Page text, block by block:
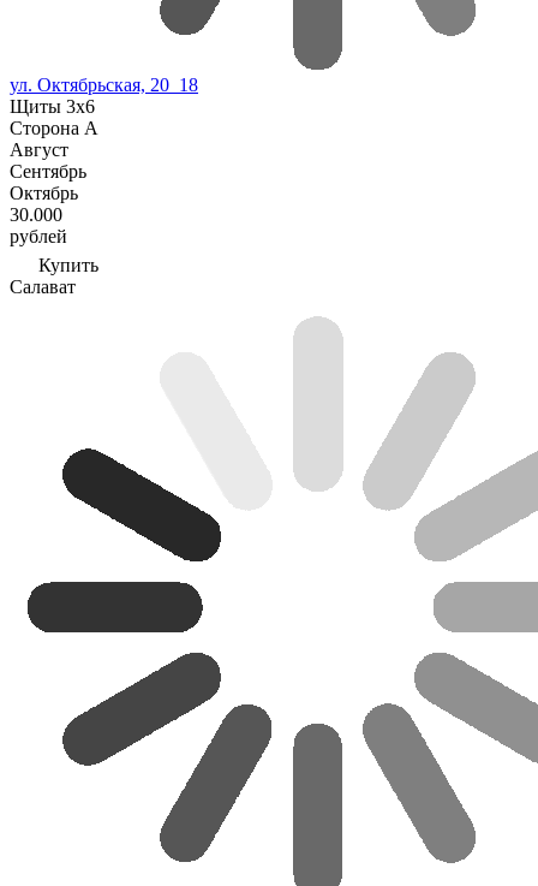
ул. Октябрьская, 20_18
Щиты 3х6
Сторона А
Август
Сентябрь
Октябрь
30.000
рублей
Купить
Салават